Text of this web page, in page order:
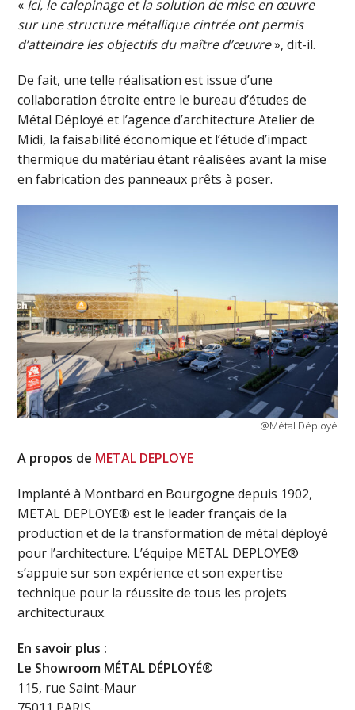
« Ici, le calepinage et la solution de mise en œuvre
sur une structure métallique cintrée ont permis
d’atteindre les objectifs du maître d’œuvre», dit-il.
De fait, une telle réalisation est issue d’une
collaboration étroite entre le bureau d’études de
Métal Déployé et l’agence d’architecture Atelier de
Midi, la faisabilité économique et l’étude d’impact
thermique du matériau étant réalisées avant la mise
en fabrication des panneaux prêts à poser.
@Métal Déployé
A propos de METAL DEPLOYE
Implanté à Montbard en Bourgogne depuis 1902,
METAL DEPLOYE® est le leader français de la
production et de la transformation de métal déployé
pour l’architecture. L’équipe METAL DEPLOYE®
s’appuie sur son expérience et son expertise
technique pour la réussite de tous les projets
architecturaux.
En savoir plus :
Le Showroom MÉTAL DÉPLOYÉ®
115, rue Saint-Maur